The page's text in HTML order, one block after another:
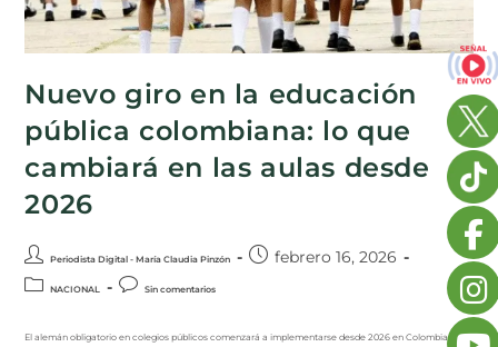
Nuevo giro en la educación
pública colombiana: lo que
cambiará en las aulas desde
2026
Periodista Digital - María Claudia Pinzón febrero 16, 2026
NACIONAL Sin comentarios
El alemán obligatorio en colegios públicos comenzará a implementarse desde 2026 en Colombia. La